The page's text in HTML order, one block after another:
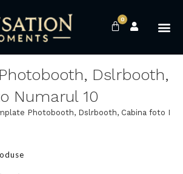
0
Dslrbooth,
Numarul 10
Photobooth, Dslrbooth, Cabina foto